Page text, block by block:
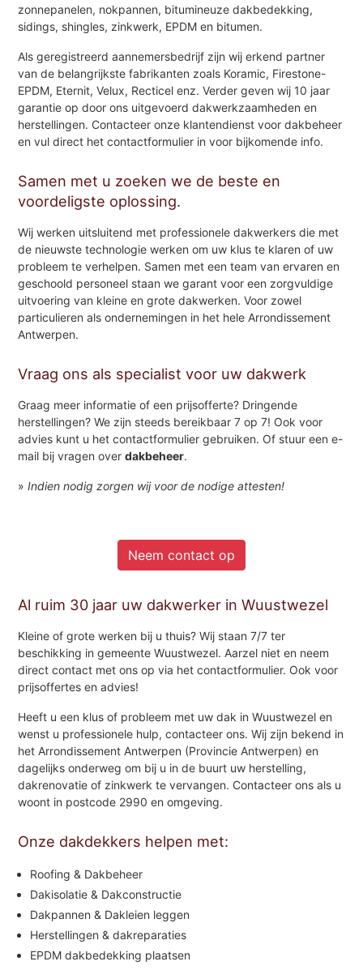
zonnepanelen, nokpannen, bitumineuze dakbedekking,
sidings, shingles, zinkwerk, EPDM en bitumen.
Als geregistreerd aannemersbedrijf zijn wij erkend partner
van de belangrijkste fabrikanten zoals Koramic, Firestone-
EPDM, Eternit, Velux, Recticel enz. Verder geven wij 10 jaar
garantie op door ons uitgevoerd dakwerkzaamheden en
herstellingen. Contacteer onze klantendienst voor dakbeheer
en vul direct het contactformulier in voor bijkomende info.
Samen met u zoeken we de beste en
voordeligste oplossing.
Wij werken uitsluitend met professionele dakwerkers die met
de nieuwste technologie werken om uw klus te klaren of uw
probleem te verhelpen. Samen met een team van ervaren en
geschoold personeel staan we garant voor een zorgvuldige
uitvoering van kleine en grote dakwerken. Voor zowel
particulieren als ondernemingen in het hele Arrondissement
Antwerpen.
Vraag ons als specialist voor uw dakwerk
Graag meer informatie of een prijsofferte? Dringende
herstellingen? We zijn steeds bereikbaar 7 op 7! Ook voor
advies kunt u het contactformulier gebruiken. Of stuur een e-
mail bij vragen overdakbeheer.
»Indien nodig zorgen wij voor de nodige attesten!
Neem contact op
Al ruim 30 jaar uw dakwerker in Wuustwezel
Kleine of grote werken bij u thuis? Wij staan 7/7 ter
beschikking in gemeente Wuustwezel. Aarzel niet en neem
direct contact met ons op via het contactformulier. Ook voor
prijsoffertes en advies!
Heeft u een klus of probleem met uw dak in Wuustwezel en
wenst u professionele hulp, contacteer ons. Wij zijn bekend in
het Arrondissement Antwerpen (Provincie Antwerpen) en
dagelijks onderweg om bij u in de buurt uw herstelling,
dakrenovatie of zinkwerk te vervangen. Contacteer ons als u
woont in postcode 2990 en omgeving.
Onze dakdekkers helpen met:
Roofing & Dakbeheer
Dakisolatie & Dakconstructie
Dakpannen & Dakleien leggen
Herstellingen & dakreparaties
EPDM dakbedekking plaatsen